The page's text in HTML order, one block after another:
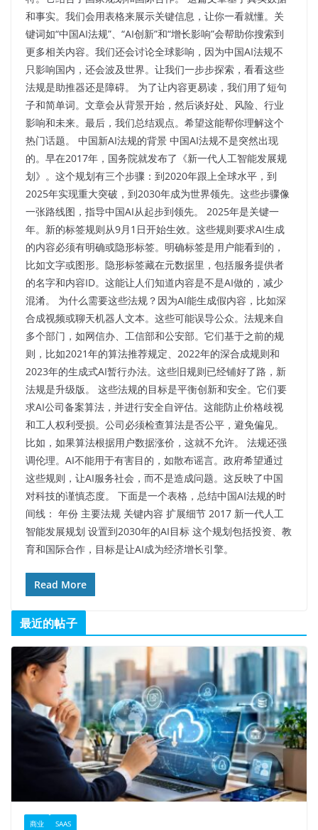
和事实。我们会用表格来展示关键信息，让你一看就懂。关
键词如“中国AI法规”、“AI创新”和“增长影响”会帮助你搜索到
更多相关内容。我们还会讨论全球影响，因为中国AI法规不
只影响国内，还会波及世界。让我们一步步探索，看看这些
法规是助推器还是障碍。 为了让内容更易读，我们用了短句
子和简单词。文章会从背景开始，然后谈好处、风险、行业
影响和未来。最后，我们总结观点。希望这能帮你理解这个
热门话题。 中国新AI法规的背景 中国AI法规不是突然出现
的。早在2017年，国务院就发布了《新一代人工智能发展规
划》。这个规划有三个步骤：到2020年跟上全球水平，到
2025年实现重大突破，到2030年成为世界领先。这些步骤像
一张路线图，指导中国AI从起步到领先。 2025年是关键一
年。新的标签规则从9月1日开始生效。这些规则要求AI生成
的内容必须有明确或隐形标签。明确标签是用户能看到的，
比如文字或图形。隐形标签藏在元数据里，包括服务提供者
的名字和内容ID。这能让人们知道内容是不是AI做的，减少
混淆。 为什么需要这些法规？因为AI能生成假内容，比如深
合成视频或聊天机器人文本。这些可能误导公众。法规来自
多个部门，如网信办、工信部和公安部。它们基于之前的规
则，比如2021年的算法推荐规定、2022年的深合成规则和
2023年的生成式AI暂行办法。这些旧规则已经铺好了路，新
法规是升级版。 这些法规的目标是平衡创新和安全。它们要
求AI公司备案算法，并进行安全自评估。这能防止价格歧视
和工人权利受损。公司必须检查算法是否公平，避免偏见。
比如，如果算法根据用户数据涨价，这就不允许。 法规还强
调伦理。AI不能用于有害目的，如散布谣言。政府希望通过
这些规则，让AI服务社会，而不是造成问题。这反映了中国
对科技的谨慎态度。 下面是一个表格，总结中国AI法规的时
间线： 年份 主要法规 关键内容 扩展细节 2017 新一代人工
智能发展规划 设置到2030年的AI目标 这个规划包括投资、教
育和国际合作，目标是让AI成为经济增长引擎。
Read More
最近的帖子
商业 SAAS